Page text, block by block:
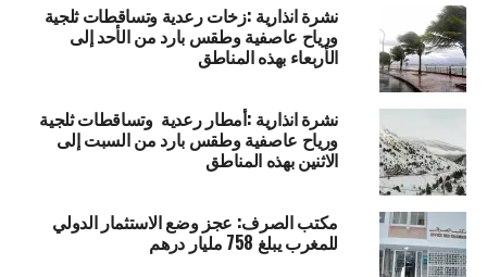
نشرة انذارية :زخات رعدية وتساقطات ثلجية
ورياح عاصفية وطقس بارد من الأحد إلى
الأربعاء بهذه المناطق
نشرة انذارية :أمطار رعدية وتساقطات ثلجية
ورياح عاصفية وطقس بارد من السبت إلى
الاثنين بهذه المناطق
مكتب الصرف: عجز وضع الاستثمار الدولي
للمغرب يبلغ 758 مليار درهم